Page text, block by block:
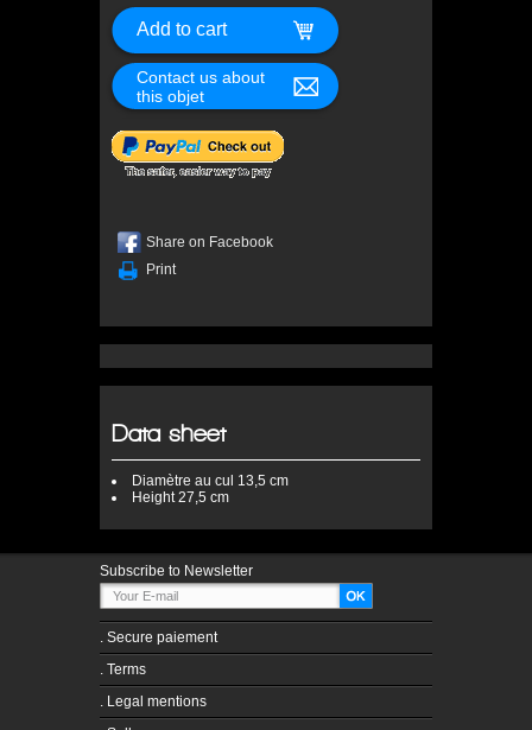
Contact us about
this objet
Share on Facebook
Print
Data sheet
Diamètre au cul 13,5 cm
Height27,5 cm
Subscribe to Newsletter
. Secure paiement
. Terms
. Legal mentions